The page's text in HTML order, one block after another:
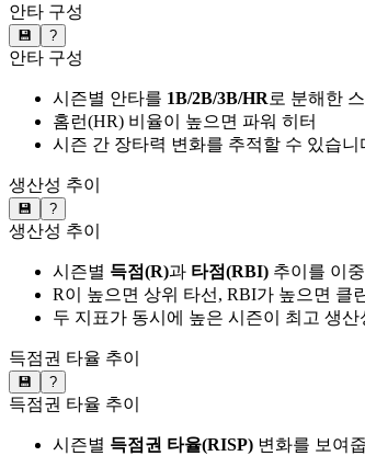
안타 구성
💾 ?
안타 구성
시즌별 안타를 1B/2B/3B/HR로 분해한
홈런(HR) 비율이 높으면 파워 히터
시즌 간 장타력 변화를 추적할 수 있습니
생산성 추이
💾 ?
생산성 추이
시즌별 득점(R)과 타점(RBI) 추이를 이
R이 높으면 상위 타선, RBI가 높으면 클
두 지표가 동시에 높은 시즌이 최고 생산
득점권 타율 추이
💾 ?
득점권 타율 추이
시즌별 득점권 타율(RISP) 변화를 보여